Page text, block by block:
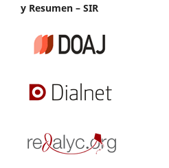
y Resumen – SIR